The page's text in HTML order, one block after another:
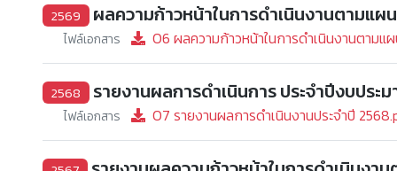
2569 ผลความก้าวหน้าในการดำเนินงานตามแผ
ไฟล์เอกสาร O6 ผลความก้าวหน้าในการดำเนินงานตามแ
2568 รายงานผลการดำเนินการ ประจำปีงบประ
ไฟล์เอกสาร O7 รายงานผลการดำเนินงานประจำปี